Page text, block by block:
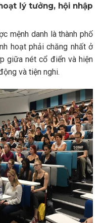
lý tưởng, hội nhập
mệnh danh là thành phố
hoạt phải chăng nhất ở
giữa nét cổ điển và hiện
và tiện nghi.